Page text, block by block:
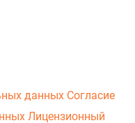
данных Согласие
Лицензионный